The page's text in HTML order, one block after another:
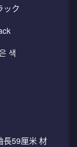
ック
색
長59厘米 材